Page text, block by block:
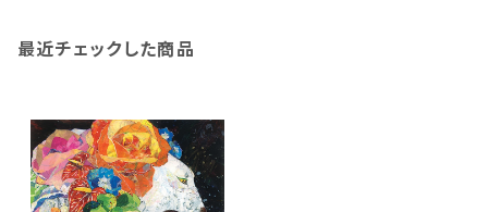
最近チェックした商品